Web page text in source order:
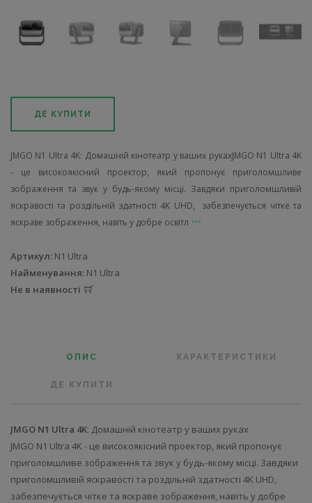
ДЕ КУПИТИ
JMGO N1 Ultra 4K: Домашній кінотеатр у ваших рукахJMGO N1 Ultra 4K
- це високоякісний проектор, який пропонує приголомшливе
зображення та звук у будь-якому місці. Завдяки приголомшливій
яскравості та роздільній здатності 4K UHD, забезпечується чітке та
яскраве зображення, навіть у добре освітл
Артикул: N1 Ultra
Найменування: N1 Ultra
Не в наявності
ОПИС ХАРАКТЕРИСТИКИ
ДЕ КУПИТИ
JMGO N1 Ultra 4K: Домашній кінотеатр у ваших руках
JMGO N1 Ultra 4K - це високоякісний проектор, який пропонує
приголомшливе зображення та звук у будь-якому місці. Завдяки
приголомшливій яскравості та роздільній здатності 4K UHD,
забезпечується чітке та яскраве зображення, навіть у добре